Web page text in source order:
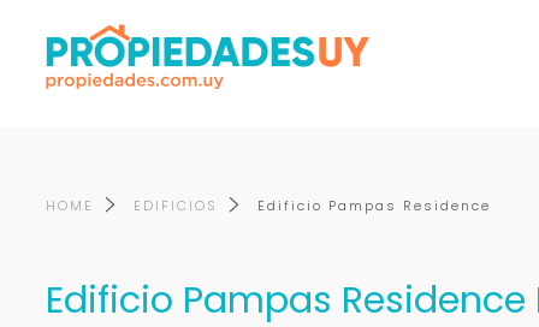
HOME EDIFICIOS Edificio Pampas Residence
Edificio Pampas Residence